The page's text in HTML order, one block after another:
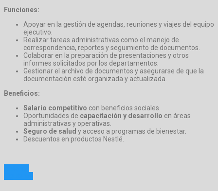
Funciones:
Apoyar en la gestión de agendas, reuniones y viajes del equipo
ejecutivo.
Realizar tareas administrativas como el manejo de
correspondencia, reportes y seguimiento de documentos.
Colaborar en la preparación de presentaciones y otros
informes solicitados por los departamentos.
Gestionar el archivo de documentos y asegurarse de que la
documentación esté organizada y actualizada.
Beneficios:
Salario competitivo con beneficios sociales.
Oportunidades de capacitación y desarrollo en áreas
administrativas y operativas.
Seguro de salud y acceso a programas de bienestar.
Descuentos en productos Nestlé.